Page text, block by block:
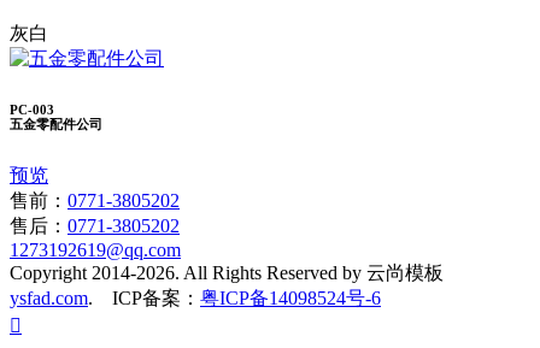
灰白
PC-003
五金零配件公司
预览
售前： 0771-3805202
售后： 0771-3805202
1273192619@qq.com
Copyright 2014-2026. All Rights Reserved by 云尚模板
ysfad.com. ICP备案： 粤ICP备14098524号-6
